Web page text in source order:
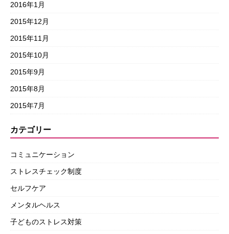
2016年1月
2015年12月
2015年11月
2015年10月
2015年9月
2015年8月
2015年7月
カテゴリー
コミュニケーション
ストレスチェック制度
セルフケア
メンタルヘルス
子どものストレス対策